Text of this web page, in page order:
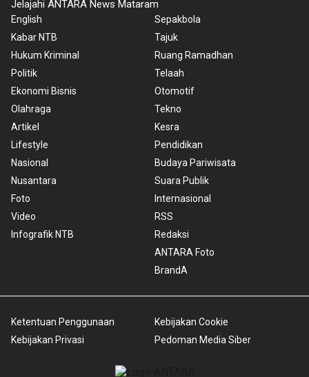
Jelajahi ANTARA News Mataram
English
Kabar NTB
Hukum Kriminal
Politik
Ekonomi Bisnis
Olahraga
Artikel
Lifestyle
Nasional
Nusantara
Foto
Video
Infografik NTB
Sepakbola
Tajuk
Ruang Ramadhan
Telaah
Otomotif
Tekno
Kesra
Pendidikan
Budaya Pariwisata
Suara Publik
Internasional
RSS
Redaksi
ANTARA Foto
BrandA
Ketentuan Penggunaan
Kebijakan Privasi
Kebijakan Cookie
Pedoman Media Siber